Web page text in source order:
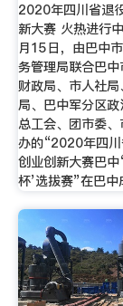
2020年四川省退
新大赛 火热进行
月15日，由巴中
务管理局联合巴
财政局、市人社
局、巴中军分区
总工会、团市委
办的“2020年四
创业创新大赛巴中
杯’选拔赛”在巴中